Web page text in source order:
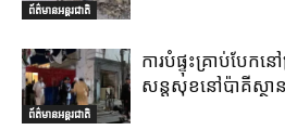
ព័ត៌មានអន្តរជាតិ
ព័ត៌មានអន្តរជាតិ
ការបំផ្ទុះគ្រាប់បែក
សន្តសុខនៅប៉ាគីស្ថាន